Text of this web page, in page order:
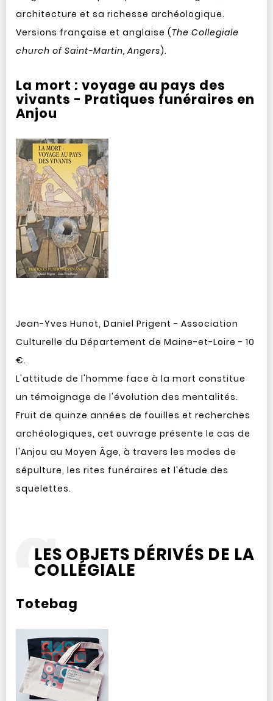
architecture et sa richesse archéologique.
Versions française et anglaise ( The Collegiale
church of Saint-Martin, Angers).
La mort : voyage au pays des
vivants - Pratiques funéraires en
Anjou
Jean-Yves Hunot, Daniel Prigent - Association
Culturelle du Département de Maine-et-Loire - 10
€.
L'attitude de l'homme face à la mort constitue
un témoignage de l'évolution des mentalités.
Fruit de quinze années de fouilles et recherches
archéologiques, cet ouvrage présente le cas de
l'Anjou au Moyen Âge, à travers les modes de
sépulture, les rites funéraires et l'étude des
squelettes.
LES OBJETS DÉRIVÉS DE LA
COLLÉGIALE
Totebag